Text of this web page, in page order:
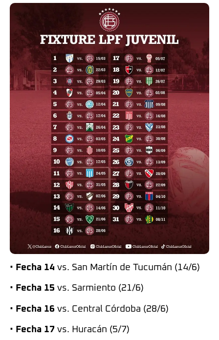
• Fecha 14 vs. San Martín de Tucumán (14/6)
• Fecha 15 vs. Sarmiento (21/6)
• Fecha 16 vs. Central Córdoba (28/6)
• Fecha 17 vs. Huracán (5/7)